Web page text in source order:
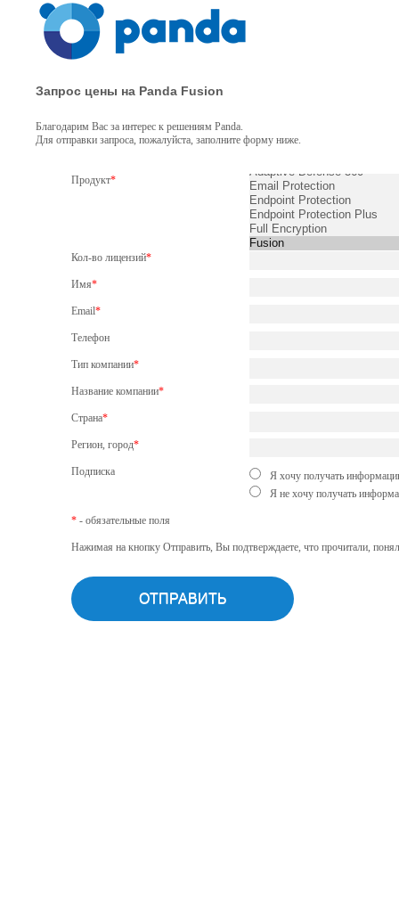
Запрос цены на Panda Fusion
Благодарим Вас за интерес к решениям Panda.
Для отправки запроса, пожалуйста, заполните форму ниже.
Продукт*
Кол-во лицензий*
Имя*
Email*
Телефон
Тип компании*
Название компании*
Страна*
Регион, город*
Подписка
Я хочу получать
Я не хочу получать
* - обязательные поля
Нажимая на кнопку Отправить, Вы подтверждаете, что прочитали,